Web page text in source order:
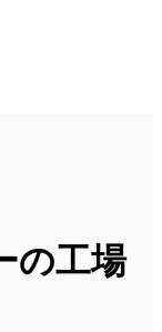
の工場